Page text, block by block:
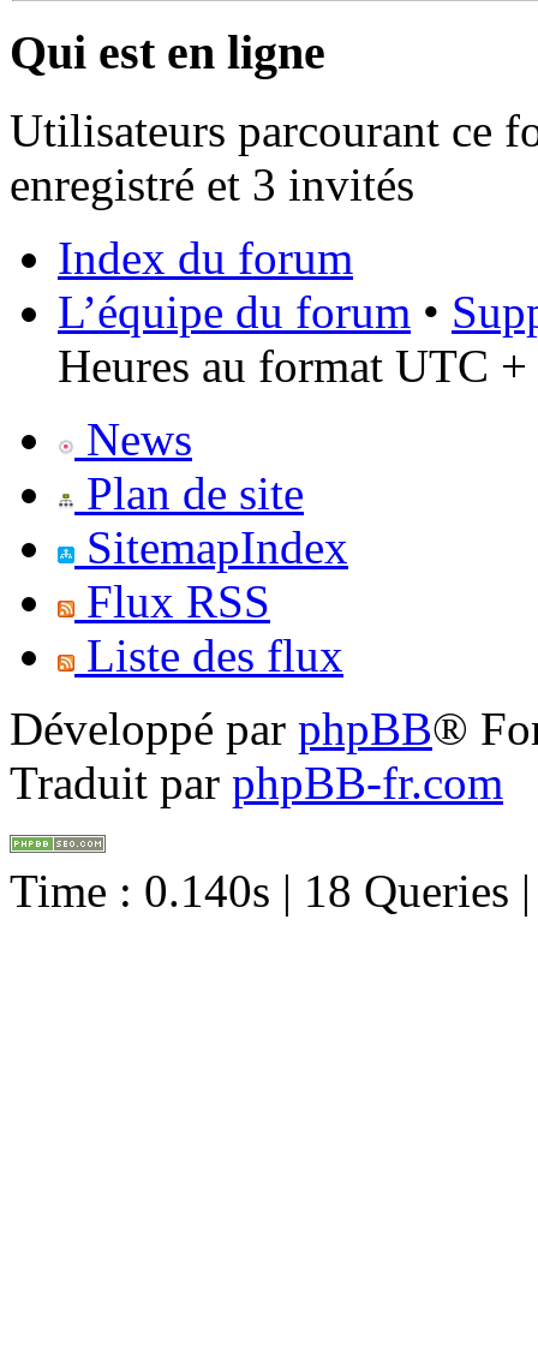
Qui est en ligne
Utilisateurs parcourant ce
enregistré et 3 invités
Index du forum
L’équipe du forum •
Heures au format UTC +
News
Plan de site
SitemapIndex
Flux RSS
Liste des flux
Développé par phpBB®
Traduit par phpBB-fr.com
Time : 0.140s | 18 Queries